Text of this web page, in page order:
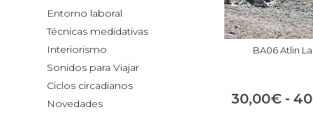
BA06 Atlin
30,00€ -
Entorno laboral
Técnicas medidativas
Interiorismo
Sonidos para Viajar
Ciclos circadianos
Novedades